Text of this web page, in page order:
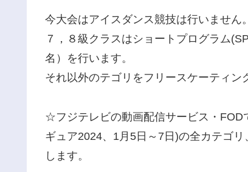
今大会はアイスダンス競技は行いません。
７，８級クラスはショートプログラム
名）を行います。
それ以外のテゴリをフリースケーティン
☆フジテレビの動画配信サービス・FOD
ギュア2024、1月5日～7日)の全カテゴ
します。